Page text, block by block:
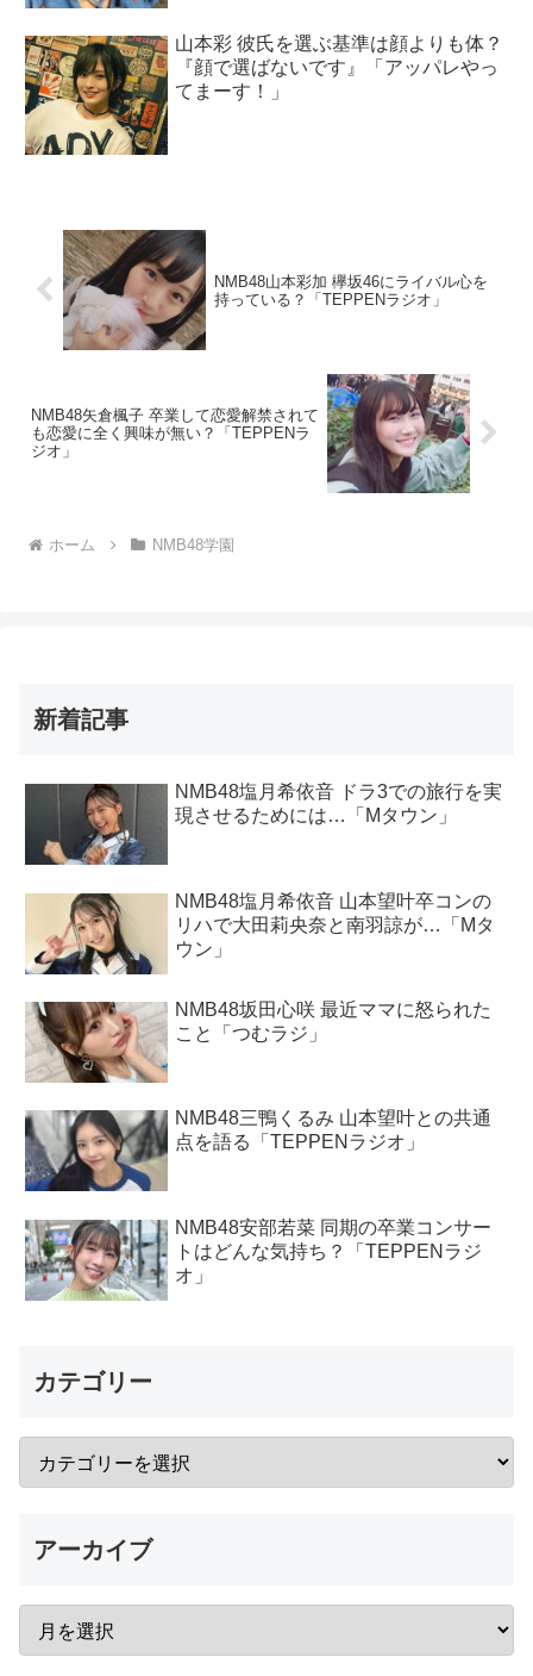
山本彩 彼氏を選ぶ基準は顔よりも体？
『顔で選ばないです』「アッパレやっ
てまーす！」
NMB48山本彩加 欅坂46にライバル心を
持っている？「TEPPENラジオ」
NMB48矢倉楓子 卒業して恋愛解禁されて
も恋愛に全く興味が無い？「TEPPENラ
ジオ」
ホーム NMB48学園
新着記事
NMB48塩月希依音 ドラ3での旅行を実
現させるためには…「Mタウン」
NMB48塩月希依音 山本望叶卒コンの
リハで大田莉央奈と南羽諒が…「Mタ
ウン」
NMB48坂田心咲 最近ママに怒られた
こと「つむラジ」
NMB48三鴨くるみ 山本望叶との共通
点を語る「TEPPENラジオ」
NMB48安部若菜 同期の卒業コンサー
トはどんな気持ち？「TEPPENラジ
オ」
カテゴリー
アーカイブ